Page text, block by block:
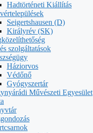
Hadtörténeti Kiállítás
Seigertshausen (D)
Királyrév (SK)
szolgáltatások
Háziorvos
Védőnő
Gyógyszertár
Művészeti Egyesület